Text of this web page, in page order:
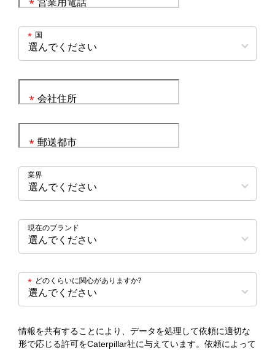
*
国
*
会社住所
*
郵送都市
*
業界
現在のブランド
どのくらいに関心がありますか?
*
情報を共有することにより、データを処理して依頼に適切な
形で応じる許可をCaterpillar社に与えています。依頼によって